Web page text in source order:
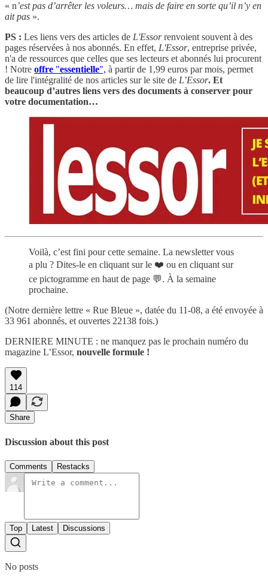
« n’est pas d’arrêter les voleurs… mais de faire en sorte qu’il n’y en
ait pas ».
PS : Les liens vers des articles de L'Essorrenvoient souvent à des
pages réservées à nos abonnés. En effet, L'Essor, entreprise privée,
n'a de ressources que celles que ses lecteurs et abonnés lui procurent
! Notre offre "essentielle", à partir de 1,99 euros par mois, permet
de lire l'intégralité de nos articles sur le site de L’Essor. Et
beaucoup d’autres liens vers des documents à conserver pour
votre documentation…
Voilà, c’est fini pour cette semaine. La newsletter vous
a plu ? Dites-le en cliquant sur le ❤️ ou en cliquant sur
ce pictogramme en haut de page 💬. À la semaine
prochaine.
(Notre dernière lettre « Rue Bleue », datée du 11-08, a été envoyée à
33 961 abonnés, et ouvertes 22138 fois.)
DERNIERE MINUTE : ne manquez pas le prochain numéro du
magazine L’Essor, nouvelle formule !
114
Share
Discussion about this post
Comments Restacks
Top Latest Discussions
No posts